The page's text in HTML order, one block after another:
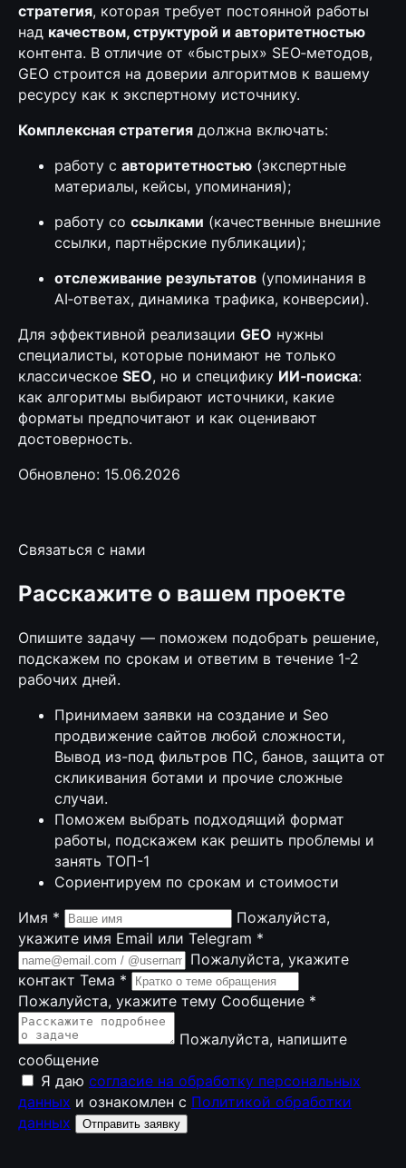
стратегия, которая требует постоянной работы
над качеством, структурой и авторитетностью
контента. В отличие от «быстрых» SEO‑методов,
GEO строится на доверии алгоритмов к вашему
ресурсу как к экспертному источнику.
Комплексная стратегия должна включать:
работу с авторитетностью (экспертные
материалы, кейсы, упоминания);
работу со ссылками (качественные внешние
ссылки, партнёрские публикации);
отслеживание результатов (упоминания в
AI‑ответах, динамика трафика, конверсии).
Для эффективной реализации GEO нужны
специалисты, которые понимают не только
классическое SEO, но и специфику ИИ‑поиска:
как алгоритмы выбирают источники, какие
форматы предпочитают и как оценивают
достоверность.
Обновлено: 15.06.2026
Связаться с нами
Расскажите о вашем проекте
Опишите задачу — поможем подобрать решение,
подскажем по срокам и ответим в течение 1-2
рабочих дней.
Принимаем заявки на создание и Seo
продвижение сайтов любой сложности,
Вывод из-под фильтров ПС, банов, защита от
скликивания ботами и прочие сложные
случаи.
Поможем выбрать подходящий формат
работы, подскажем как решить проблемы и
занять ТОП-1
Сориентируем по срокам и стоимости
Имя *
Пожалуйста,
укажите имя Email или Telegram *
Пожалуйста, укажите
контакт Тема *
Пожалуйста, укажите тему Сообщение *
Пожалуйста, напишите
сообщение
Я даю согласие на обработку персональных
данных и ознакомлен с Политикой обработки
данных
Отправить заявку